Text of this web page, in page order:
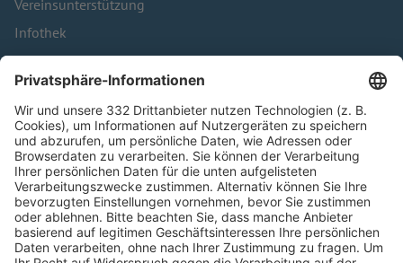
Vereinsunterstützung
Infothek
Kontakt
HÄUFIG BESUCHTE SEITEN
Pässe und Vereinswechsel
Trainerausbildung
Schulungsangebot Vereinsmitarbeiter
BFV-Geschäftsstellen
Trainerbörse